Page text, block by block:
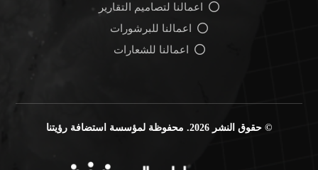
اعمالنا لتصاميم التقارير
اعمالنا للبرشورات
اعمالنا للشعارات
© حقوق النشر 2026. محفوظة لمؤسسة استضافة رؤيتنا